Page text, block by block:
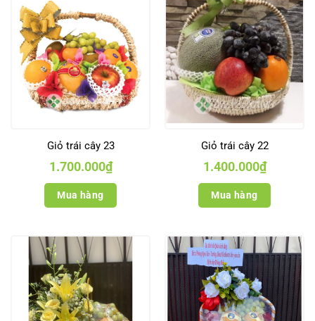
Giỏ trái cây 23
1.700.000₫
Mua hàng
Giỏ trái cây 22
1.400.000₫
Mua hàng